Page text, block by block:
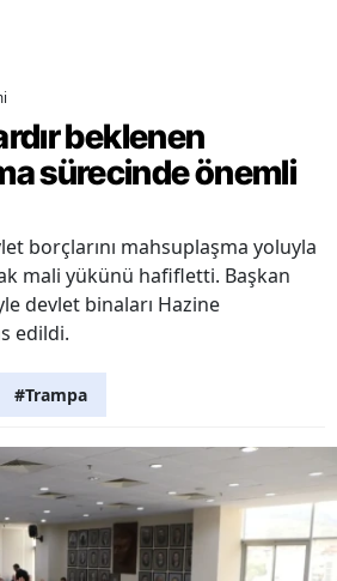
beklenen
sürecinde önemli
borçlarını mahsuplaşma yoluyla
mali yükünü hafifletti. Başkan
devlet binaları Hazine
edildi.
#Trampa